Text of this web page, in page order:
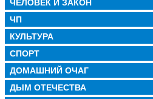
ЧЕЛОВЕК И ЗАКОН
ЧП
КУЛЬТУРА
СПОРТ
ДОМАШНИЙ ОЧАГ
ДЫМ ОТЕЧЕСТВА